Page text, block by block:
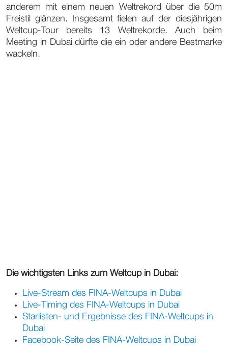
anderem mit einem neuen Weltrekord über die 50m
Freistil glänzen. Insgesamt fielen auf der diesjährigen
Weltcup-Tour bereits 13 Weltrekorde. Auch beim
Meeting in Dubai dürfte die ein oder andere Bestmarke
wackeln.
Die wichtigsten Links zum Weltcup in Dubai:
Live-Stream des FINA-Weltcups in Dubai
Live-Timing des FINA-Weltcups in Dubai
Starlisten- und Ergebnisse des FINA-Weltcups in
Dubai
Facebook-Seite des FINA-Weltcups in Dubai